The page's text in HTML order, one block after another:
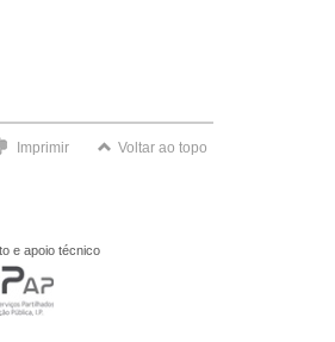
Imprimir Voltar ao topo
e apoio técnico